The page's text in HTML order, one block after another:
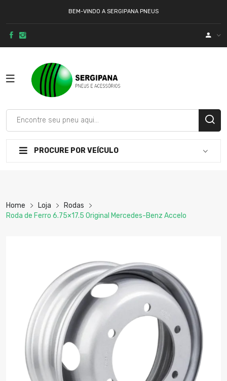
BEM-VINDO A SERGIPANA PNEUS
PROCURE POR VEÍCULO
Home Loja
Rodas
Roda de Ferro 6.75×17.5 Original Mercedes-Benz Accelo